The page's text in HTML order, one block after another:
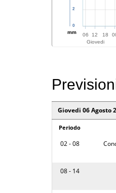
mm 06
12
Giovedi
18
0
2
Giovedi 06 Agosto
Periodo
02 - 08
08 - 14